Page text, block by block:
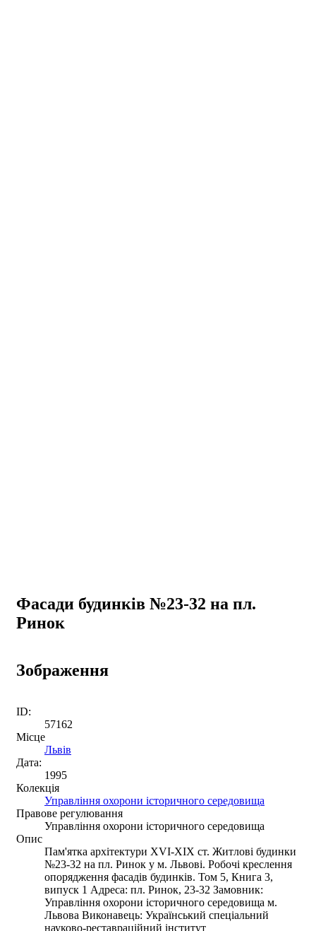
Фасади будинків №23-32 на пл.
Ринок
Зображення
ID:
57162
Місце
Львів
Дата:
1995
Колекція
Управління охорони історичного середовища
Правове регулювання
Управління охорони історичного середовища
Опис
Пам'ятка архітектури XVI-XIX ст. Житлові будинки
№23-32 на пл. Ринок у м. Львові. Робочі креслення
опорядження фасадів будинків. Том 5, Книга 3,
випуск 1 Адреса: пл. Ринок, 23-32 Замовник:
Управління охорони історичного середовища м.
Львова Виконавець: Український спеціальний
науково-реставраційний інститут